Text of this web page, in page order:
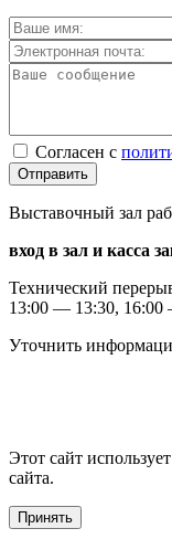
Согласен с
Отправить
Выставочный зал
вход в зал и касса
Технический
13:00 — 13:30, 16:00
Уточнить
Этот сайт
сайта.
Принять